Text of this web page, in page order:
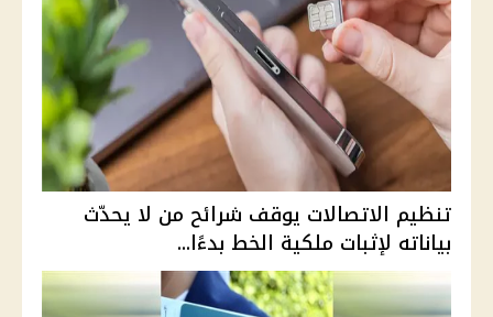
تنظيم الاتصالات يوقف شرائح من لا يحدّث
بياناته لإثبات ملكية الخط بدءًا...